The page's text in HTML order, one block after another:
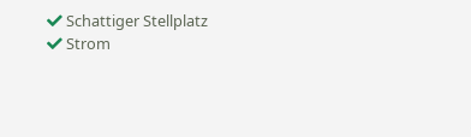
Schattiger Stellplatz
Strom